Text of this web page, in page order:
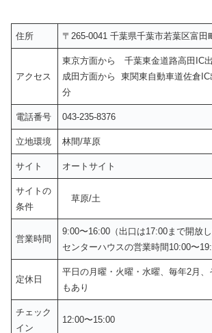
住所 〒265-0041 千葉県千葉市若葉区富田
アクセス
東京方面から 千葉東金道路高田IC
成田方面から 東関東自動車道佐倉
分
電話番号 043-235-8376
立地環境 林間/草原
サイト オートサイト
サイトの
条件
草原/土
営業時間
9:00〜16:00（出口は17:00まで開放し
センターハウスの営業時間10:00〜
定休日
平日の月曜・火曜・水曜、毎年2月、
もあり
チェック
イン
12:00〜15:00